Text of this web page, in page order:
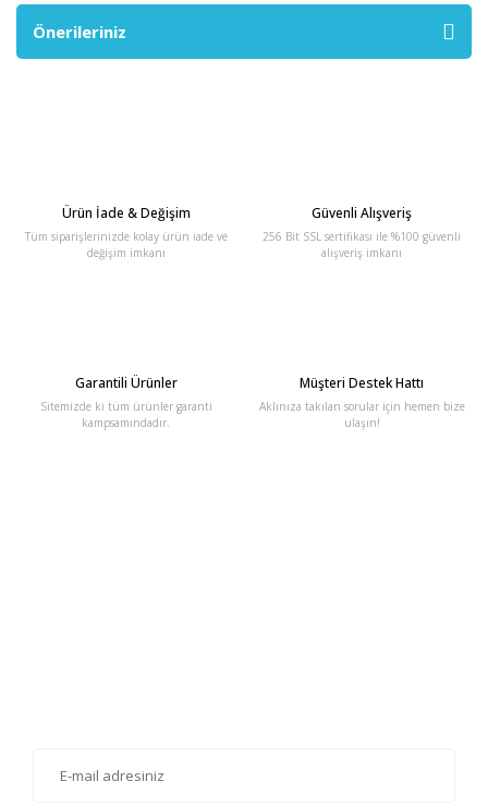
Önerileriniz
Ürün İade & Değişim
Tüm siparişlerinizde kolay ürün iade ve
değişim imkanı
Güvenli Alışveriş
256 Bit SSL sertifikası ile %100 güvenli
alışveriş imkanı
Garantili Ürünler
Sitemizde ki tüm ürünler garanti
kampsamındadır.
Müşteri Destek Hattı
Aklınıza takılan sorular için hemen bize
ulaşın!